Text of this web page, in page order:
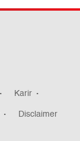
Karir
Disclaimer